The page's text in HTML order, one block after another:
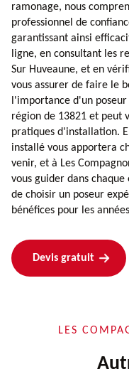
ramonage, nous
professionnel de
garantissant ainsi
ligne, en consultant les
Sur Huveaune, et en
vous assurer de faire le
l'importance d'un
région de 13821 et peut
pratiques d'installation.
installé vous apportera
venir, et à Les
vous guider dans
de choisir un poseur
bénéfices pour les
Devis gratuit
LES